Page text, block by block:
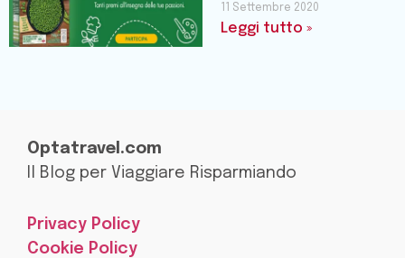
11 Settembre 2020
Leggi tutto »
Optatravel.com
Il Blog per Viaggiare Risparmiando
Privacy Policy
Cookie Policy